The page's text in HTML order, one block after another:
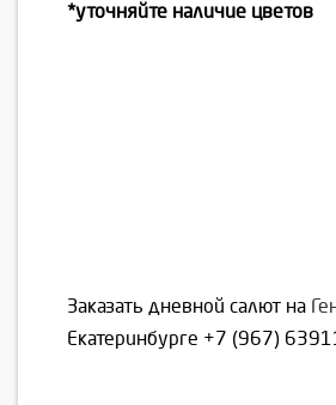
*уточняйте наличие цветов
Заказать дневной салют на
Екатеринбурге +7 (967)